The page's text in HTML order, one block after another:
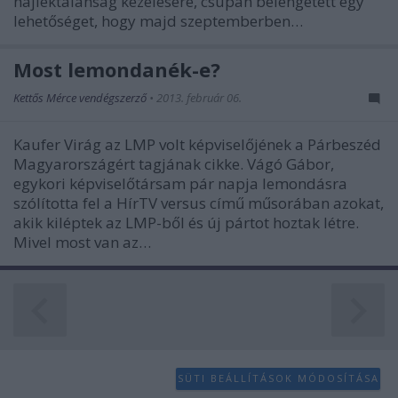
lehetőséget, hogy majd szeptemberben…
Most lemondanék-e?
Kettős Mérce vendégszerző • 2013. február 06.
Kaufer Virág az LMP volt képviselőjének a Párbeszéd
Magyarországért tagjának cikke. Vágó Gábor,
egykori képviselőtársam pár napja lemondásra
szólította fel a HírTV versus című műsorában azokat,
akik kiléptek az LMP-ből és új pártot hoztak létre.
Mivel most van az…
SÜTI BEÁLLÍTÁSOK MÓDOSÍTÁSA